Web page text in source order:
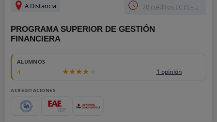
A Distancia 20 créditos ECTS - ...
PROGRAMA SUPERIOR DE GESTIÓN
FINANCIERA
ALUMNOS
4 1 opinión
ACREDITACIONES